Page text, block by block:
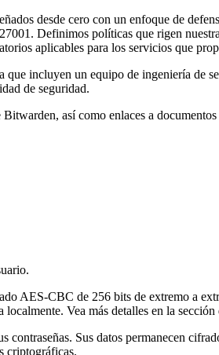
desde cero con un enfoque de
Definimos políticas que rigen
aplicables para los servicios que
incluyen un equipo de ingeniería de
de seguridad.
así como enlaces a
AES-CBC de 256 bits de extremo a
Vea más detalles en la
Sus datos permanecen
criptográficas.